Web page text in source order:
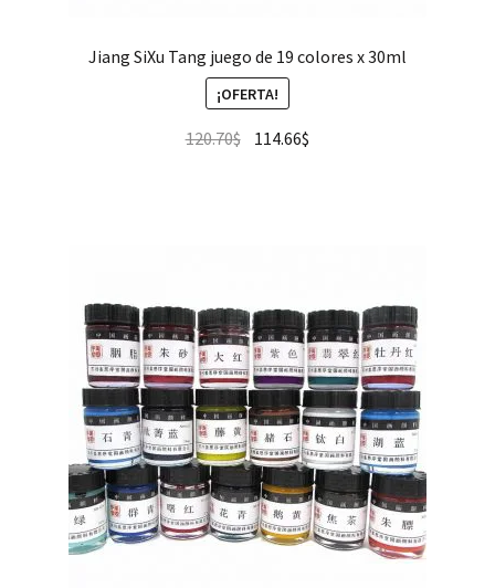
Jiang SiXu Tang juego de 19 colores x 30ml
¡OFERTA!
120.70$ 114.66$